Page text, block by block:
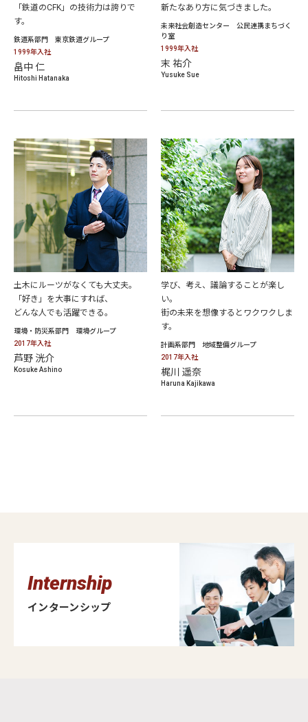
「鉄道のCFK」の技術力は誇りで
す。
鉄道系部門 東京鉄道グループ
1999年入社
畠中 仁
Hitoshi Hatanaka
新たなあり方に気づきました。
未来社会創造センター 公民連携まちづく
り室
1999年入社
末 祐介
Yusuke Sue
土木にルーツがなくても大丈夫。
「好き」を大事にすれば、
どんな人でも活躍できる。
環境・防災系部門 環境グループ
2017年入社
芦野 洸介
Kosuke Ashino
学び、考え、議論することが楽し
い。
街の未来を想像するとワクワクしま
す。
計画系部門 地域整備グループ
2017年入社
梶川 遥奈
Haruna Kajikawa
Internship
インターンシップ